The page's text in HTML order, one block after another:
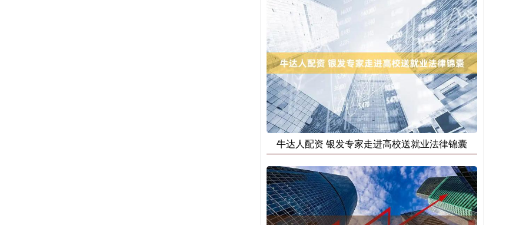
牛达人配资 银发专家走进高校送就业法律锦囊